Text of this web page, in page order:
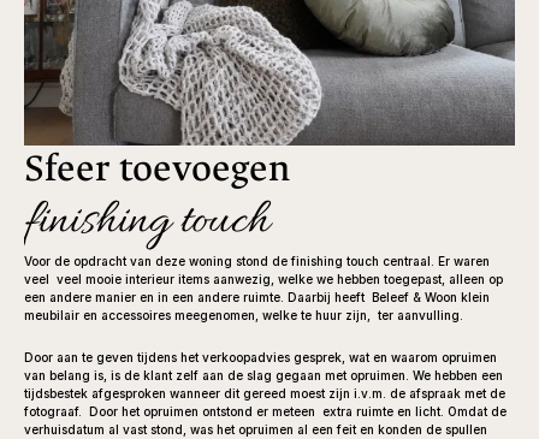
Sfeer toevoegen
finishing touch
Voor de opdracht van deze woning stond de finishing touch centraal. Er waren
veel  veel mooie interieur items aanwezig, welke we hebben toegepast, alleen op
een andere manier en in een andere ruimte. Daarbij heeft  Beleef & Woon klein
meubilair en accessoires meegenomen, welke te huur zijn,  ter aanvulling.
Door aan te geven tijdens het verkoopadvies gesprek, wat en waarom opruimen
van belang is, is de klant zelf aan de slag gegaan met opruimen. We hebben een
tijdsbestek afgesproken wanneer dit gereed moest zijn i.v.m. de afspraak met de
fotograaf.  Door het opruimen ontstond er meteen  extra ruimte en licht. Omdat de
verhuisdatum al vast stond, was het opruimen al een feit en konden de spullen